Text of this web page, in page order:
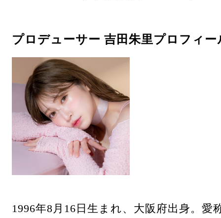
プロデューサー 吉田朱里プロフィー
1996年8月16日生まれ、大阪府出身。愛